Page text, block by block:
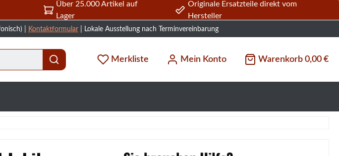
Über 25.000 Artikel auf
Lager
Originale Ersatzteile direkt vom
Hersteller
| Kontaktformular | Lokale Ausstellung nach Terminvereinbarung
Merkliste Mein Konto Warenkorb 0,00 €